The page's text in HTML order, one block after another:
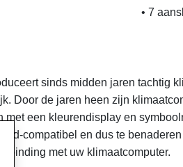
• 7
sinds midden jaren tachtig
Door de jaren heen zijn
met een kleurendisplay en
compatibel en dus te
met uw klimaatcomputer.